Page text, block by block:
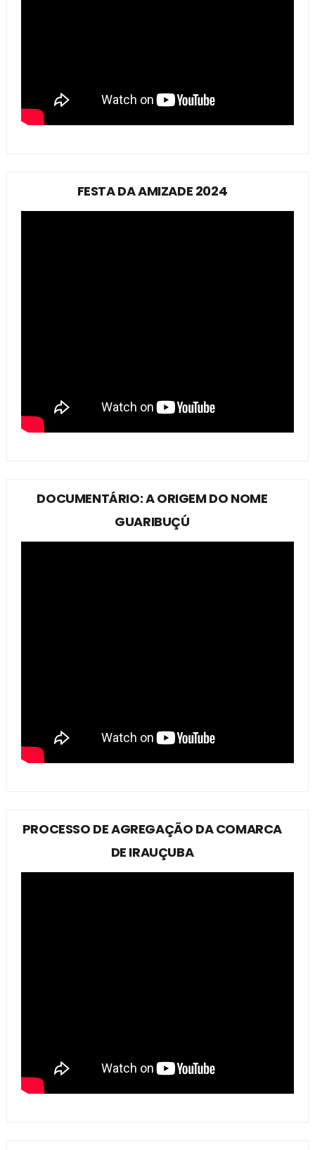
FESTA DA AMIZADE 2024
DOCUMENTÁRIO: A ORIGEM DO NOME
GUARIBUÇÚ
PROCESSO DE AGREGAÇÃO DA COMARCA
DE IRAUÇUBA